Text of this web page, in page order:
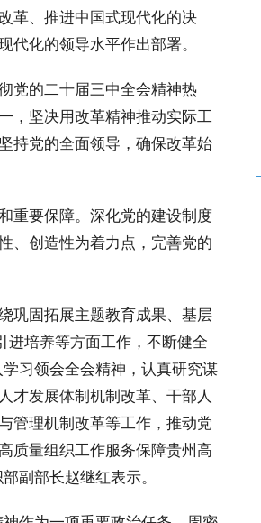
革、推进中国式现代化的决
代化的领导水平作出部署。
的二十届三中全会精神热
，坚决用改革精神推动实际工
持党的全面领导，确保改革始
要保障。深化党的建设制度
、创造性为着力点，完善党的
固拓展主题教育成果、基层
进培养等方面工作，不断健全
习领会全会精神，认真研究谋
才发展体制机制改革、干部人
管理机制改革等工作，推动党
质量组织工作服务保障贵州高
副部长赵继红表示。